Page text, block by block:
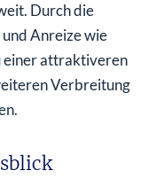
Durch die
Anreize wie
einer attraktiveren
Verbreitung